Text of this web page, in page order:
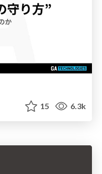
15 6.3k